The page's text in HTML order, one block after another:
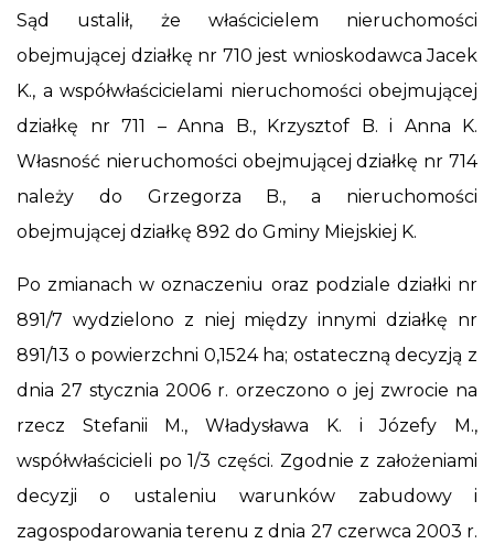
Sąd ustalił, że właścicielem nieruchomości
obejmującej działkę nr 710 jest wnioskodawca Jacek
K., a współwłaścicielami nieruchomości obejmującej
działkę nr 711 – Anna B., Krzysztof B. i Anna K.
Własność nieruchomości obejmującej działkę nr 714
należy do Grzegorza B., a nieruchomości
obejmującej działkę 892 do Gminy Miejskiej K.
Po zmianach w oznaczeniu oraz podziale działki nr
891/7 wydzielono z niej między innymi działkę nr
891/13 o powierzchni 0,1524 ha; ostateczną decyzją z
dnia 27 stycznia 2006 r. orzeczono o jej zwrocie na
rzecz Stefanii M., Władysława K. i Józefy M.,
współwłaścicieli po 1/3 części. Zgodnie z założeniami
decyzji o ustaleniu warunków zabudowy i
zagospodarowania terenu z dnia 27 czerwca 2003 r.